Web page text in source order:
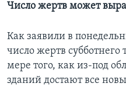
Число жертв может
Как заявили в
число жертв
мере того, как из-под
зданий достают все